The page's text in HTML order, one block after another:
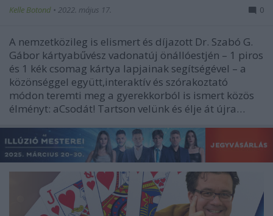
Kelle Botond • 2022. május 17. 0
A nemzetközileg is elismert és díjazott Dr. Szabó G.
Gábor kártyabűvész vadonatúj önállóestjén – 1 piros
és 1 kék csomag kártya lapjainak segítségével – a
közönséggel együtt,interaktív és szórakoztató
módon teremti meg a gyerekkorból is ismert közös
élményt: aCsodát! Tartson velünk és élje át újra…